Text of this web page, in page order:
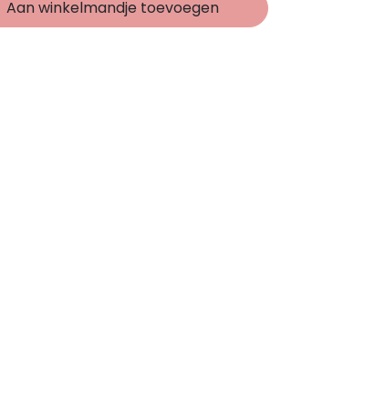
Aan winkelmandje toevoegen